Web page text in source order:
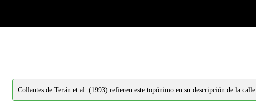
Collantes de Terán et al. (1993) refieren este topónimo en su descripción de la calle